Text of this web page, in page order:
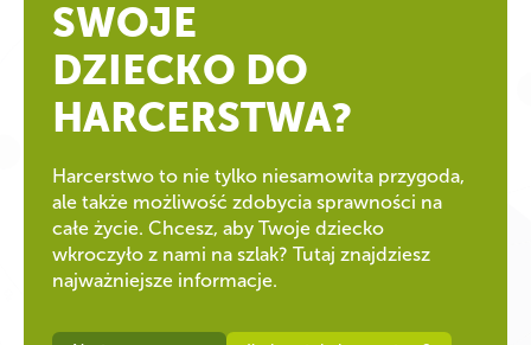
SWOJE
DZIECKO DO
HARCERSTWA?
Harcerstwo to nie tylko niesamowita przygoda,
ale także możliwość zdobycia sprawności na
całe życie. Chcesz, aby Twoje dziecko
wkroczyło z nami na szlak? Tutaj znajdziesz
najważniejsze informacje.